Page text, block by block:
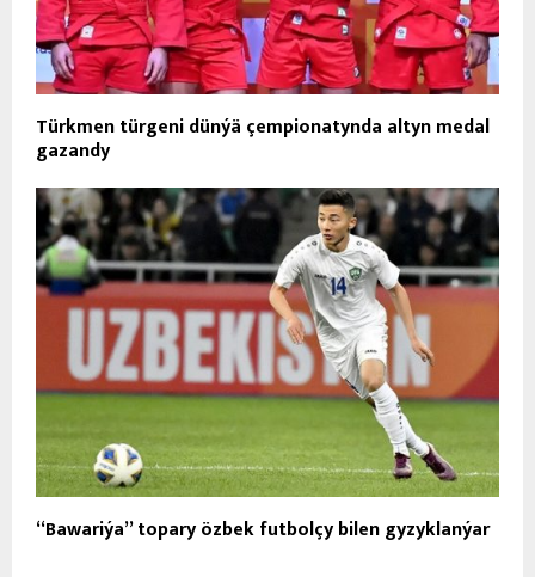
Türkmen türgeni dünýä çempionatynda altyn medal
gazandy
“Bawariýa” topary özbek futbolçy bilen gyzyklanýar